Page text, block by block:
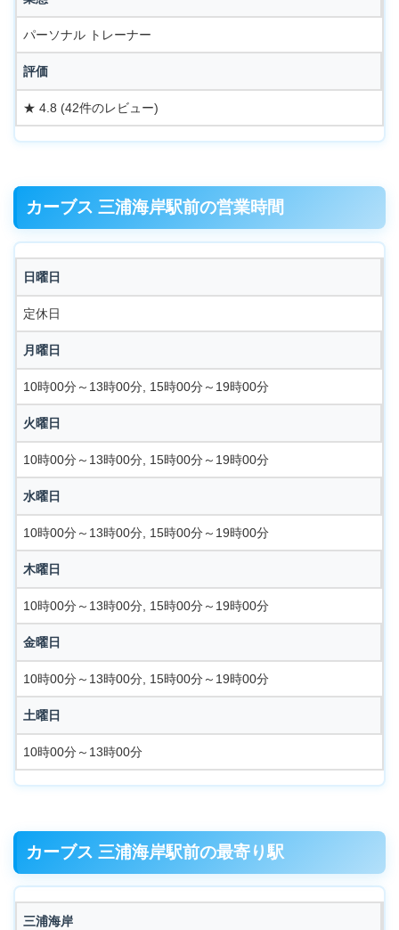
パーソナル トレーナー
評価
★ 4.8 (42件のレビュー)
カーブス 三浦海岸駅前の営業時間
日曜日
定休日
月曜日
10時00分～13時00分, 15時00分～19時00分
火曜日
10時00分～13時00分, 15時00分～19時00分
水曜日
10時00分～13時00分, 15時00分～19時00分
木曜日
10時00分～13時00分, 15時00分～19時00分
金曜日
10時00分～13時00分, 15時00分～19時00分
土曜日
10時00分～13時00分
カーブス 三浦海岸駅前の最寄り駅
三浦海岸